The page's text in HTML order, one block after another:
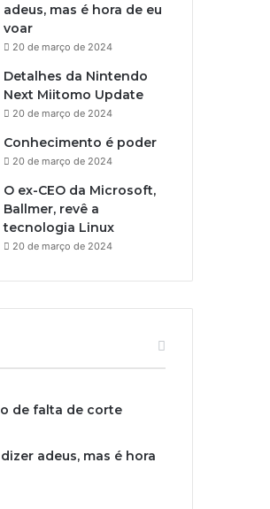
adeus, mas é hora de eu
voar
20 de março de 2024
Detalhes da Nintendo
Next Miitomo Update
20 de março de 2024
Conhecimento é poder
20 de março de 2024
O ex-CEO da Microsoft,
Ballmer, revê a
tecnologia Linux
20 de março de 2024
de falta de corte
adeus, mas é hora